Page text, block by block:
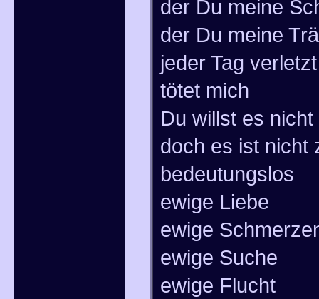
der Du meine
der Du meine
jeder Tag
tötet mich
Du willst es nicht
doch es ist nicht
bedeutungslos
ewige Liebe
ewige
ewige Suche
ewige Flucht